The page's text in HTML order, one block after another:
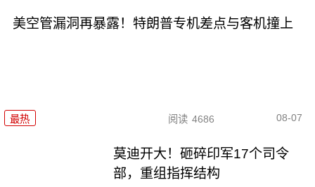
美空管漏洞再暴露！特朗普专机差点与客机撞上
最热 阅读 4686 08-07
莫迪开大！砸碎印军17个司令
部，重组指挥结构